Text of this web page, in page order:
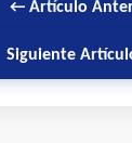
← Artículo
Siguiente